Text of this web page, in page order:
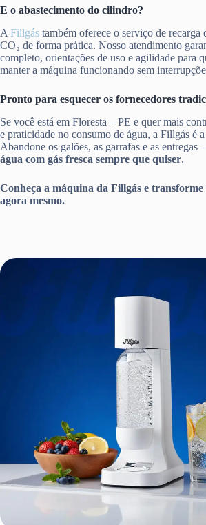
E o abastecimento do cilindro?
A Fillgás também oferece o serviço de recarga
CO₂ de forma prática. Nosso atendimento
completo, orientações de uso e agilidade para
manter a máquina funcionando sem
Pronto para esquecer os fornecedores
Se você está em Floresta – PE e quer mais
e praticidade no consumo de água, a Fillgás é
Abandone os galões, as garrafas e as entregas
água com gás fresca sempre que quiser.
Conheça a máquina da Fillgás e
agora mesmo.